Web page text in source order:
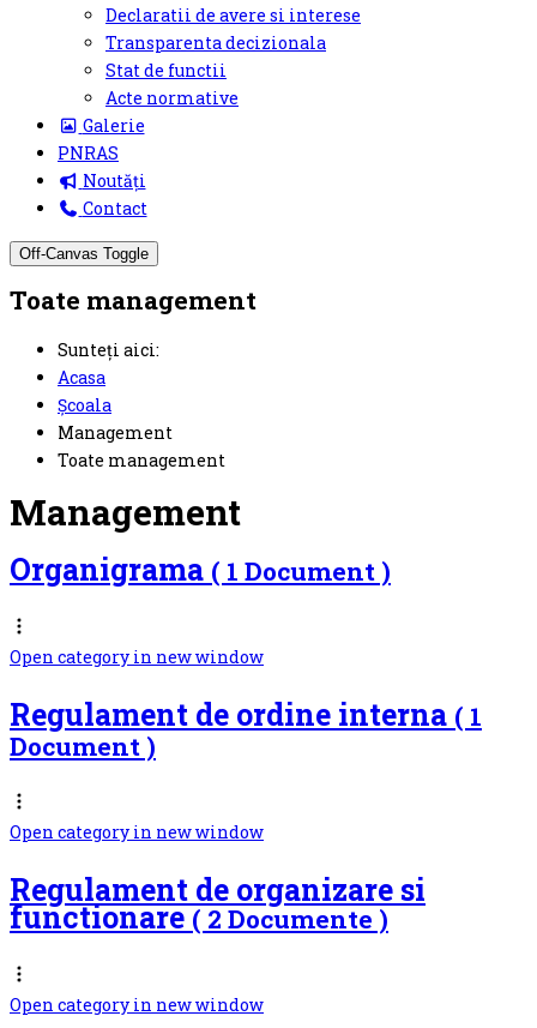
Declaratii de avere si interese
Transparenta decizionala
Stat de functii
Acte normative
Galerie
PNRAS
Noutăți
Contact
Off-Canvas Toggle
Toate management
Sunteți aici:
Acasa
Școala
Management
Toate management
Management
Organigrama ( 1 Document )
Open category in new window
Regulament de ordine interna ( 1
Document )
Open category in new window
Regulament de organizare si
functionare( 2 Documente )
Open category in new window